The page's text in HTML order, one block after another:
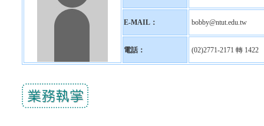
E-MAIL： bobby@ntut.edu.tw
電話： (02)2771-2171 轉 1422